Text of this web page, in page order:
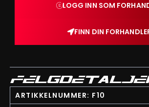
LOGG INN SOM
FINN DIN
ARTIKKELNUMMER: F10